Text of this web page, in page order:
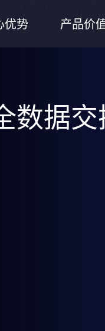
优势 产品价
数据